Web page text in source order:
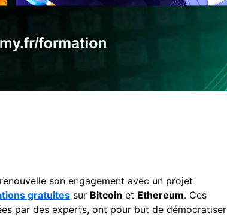
son engagement avec un projet
gratuites sur Bitcoin et Ethereum. Ces
par des experts, ont pour but de démocratiser